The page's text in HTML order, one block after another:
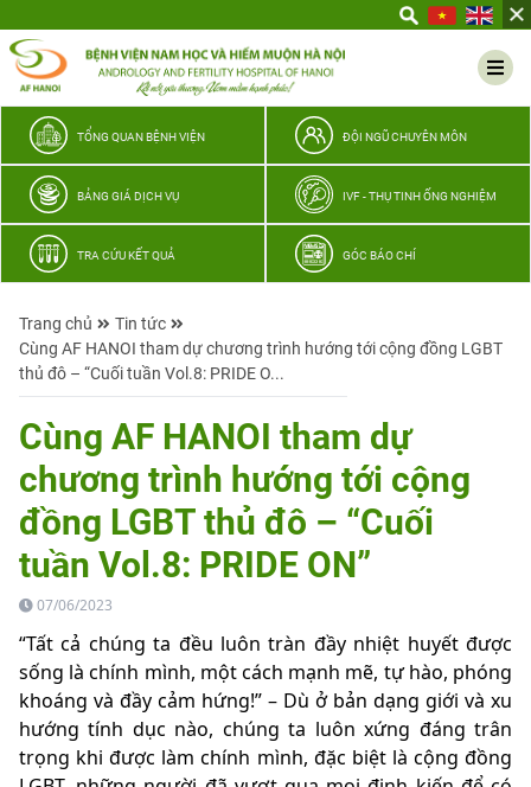
thương
TỔNG QUAN BỆNH VIỆN ĐỘI NGŨ CHUYÊN MÔN
BẢNG GIÁ DỊCH VỤ IVF - THỤ TINH ỐNG NGHIỆM
TRA CỨU KẾT QUẢ GÓC BÁO CHÍ
Trang chủ
Tin tức
Cùng AF HANOI tham dự chương trình hướng tới cộng đồng LGBT
thủ đô – “Cuối tuần Vol.8: PRIDE O...
Cùng AF HANOI tham dự
chương trình hướng tới cộng
đồng LGBT thủ đô – “Cuối
tuần Vol.8: PRIDE ON”
07/06/2023
“Tất cả chúng ta đều luôn tràn đầy nhiệt huyết được
sống là chính mình, một cách mạnh mẽ, tự hào, phóng
khoáng và đầy cảm hứng!” – Dù ở bản dạng giới và xu
hướng tính dục nào, chúng ta luôn xứng đáng trân
trọng khi được làm chính mình, đặc biệt là cộng đồng